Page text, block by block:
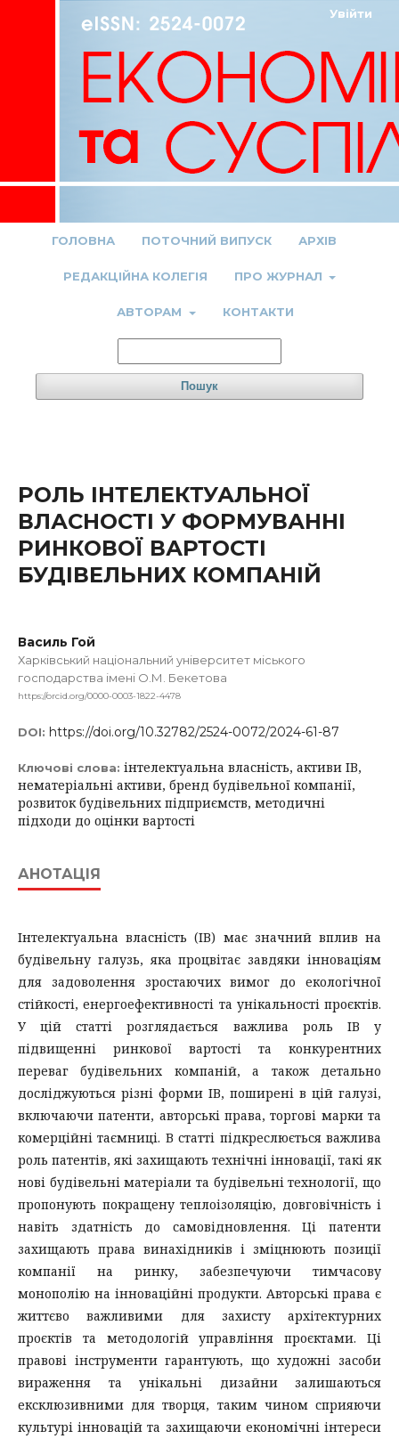
ГОЛОВНА ПОТОЧНИЙ ВИПУСК АРХІВ
РЕДАКЦІЙНА КОЛЕГІЯ ПРО ЖУРНАЛ
АВТОРАМ КОНТАКТИ
Пошук
Увійти
РОЛЬ ІНТЕЛЕКТУАЛЬНОЇ
ВЛАСНОСТІ У ФОРМУВАННІ
РИНКОВОЇ ВАРТОСТІ
БУДІВЕЛЬНИХ КОМПАНІЙ
Василь Гой
Харківський національний університет міського
господарства імені О.М. Бекетова
https://orcid.org/0000-0003-1822-4478
DOI: https://doi.org/10.32782/2524-0072/2024-61-87
Ключові слова: інтелектуальна власність, активи ІВ,
нематеріальні активи, бренд будівельної компанії,
розвиток будівельних підприємств, методичні
підходи до оцінки вартості
АНОТАЦІЯ
Інтелектуальна власність (ІВ) має значний вплив на
будівельну галузь, яка процвітає завдяки інноваціям
для задоволення зростаючих вимог до екологічної
стійкості, енергоефективності та унікальності проєктів.
У цій статті розглядається важлива роль ІВ у
підвищенні ринкової вартості та конкурентних
переваг будівельних компаній, а також детально
досліджуються різні форми ІВ, поширені в цій галузі,
включаючи патенти, авторські права, торгові марки та
комерційні таємниці. В статті підкреслюється важлива
роль патентів, які захищають технічні інновації, такі як
нові будівельні матеріали та будівельні технології, що
пропонують покращену теплоізоляцію, довговічність і
навіть здатність до самовідновлення. Ці патенти
захищають права винахідників і зміцнюють позиції
компанії на ринку, забезпечуючи тимчасову
монополію на інноваційні продукти. Авторські права є
життєво важливими для захисту архітектурних
проєктів та методологій управління проєктами. Ці
правові інструменти гарантують, що художні засоби
вираження та унікальні дизайни залишаються
ексклюзивними для творця, таким чином сприяючи
культурі інновацій та захищаючи економічні інтереси